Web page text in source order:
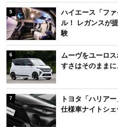
5
ハイエース「フ
ル！ レガンスが
験
6
ムーヴをユーロ
すさはそのまま
7
トヨタ「ハリア
仕様車ナイトシ